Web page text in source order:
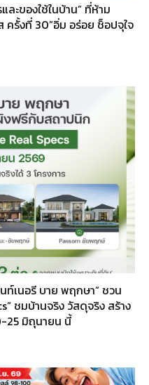
ะของใช้ในบ้าน” ที่ห้าม
ครั้งที่ 30”อิ่ม อร่อย ช็อปจุใจ
ท์เนอรี บาย พฤกษา” ชวน
ชมบ้านจริง วัสดุจริง สร้าง
25 มิถุนายน นี้